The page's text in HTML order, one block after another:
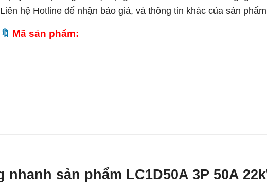
Liên hệ Hotline để nhận báo giá, và thông tin khác của sản
Mã sản phẩm:
sản phẩm LC1D50A 3P 50A